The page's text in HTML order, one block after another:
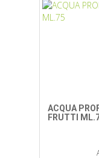
ACQUA
FRUTTI